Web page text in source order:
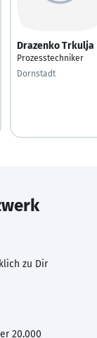
Drazenko Trkulja
Prozesstechniker
Dornstadt
zu Dir
20.000